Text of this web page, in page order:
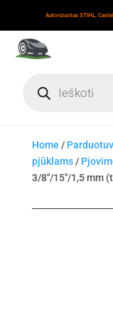
Autorizuotas STIHL,
search
Home /
pjūklams/
3/8″/15″/1,5 mm